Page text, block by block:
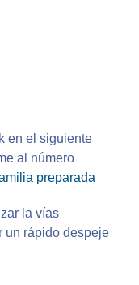
en el siguiente
al número
preparada
la vías
un rápido despeje